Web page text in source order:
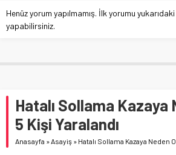
Henüz yorum yapılmamış. İlk yorumu yukarıdaki
yapabilirsiniz.
Hatalı Sollama Kazaya
5 Kişi Yaralandı
Anasayfa »Asayiş » Hatalı Sollama Kazaya Neden